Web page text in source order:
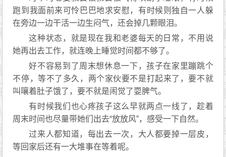
跑到我面前来可怜巴巴地求安慰，有时候则独自一人躲
在旁边一边干活一边生闷气，还会掉几颗眼泪。
这种状态，就是现在我和老婆每天的日常，不用说
她再出去工作，就连晚上睡觉时间都不够了。
好不容易到了周末想休息一下，孩子在家里蹦跳个
不停，等不了多久，两个家伙要不是打起来了，要不就
叫嚷着肚子饿了，要不就是闹觉了耍脾气。
有时候我们也心疼孩子这么早就两点一线了，趁着
周末时间也尽量带她们出去“放放风”，感受一下自然。
过来人都知道，每出去一次，大人都要掉一层皮，
等回家后还有一大堆事在等着呢。